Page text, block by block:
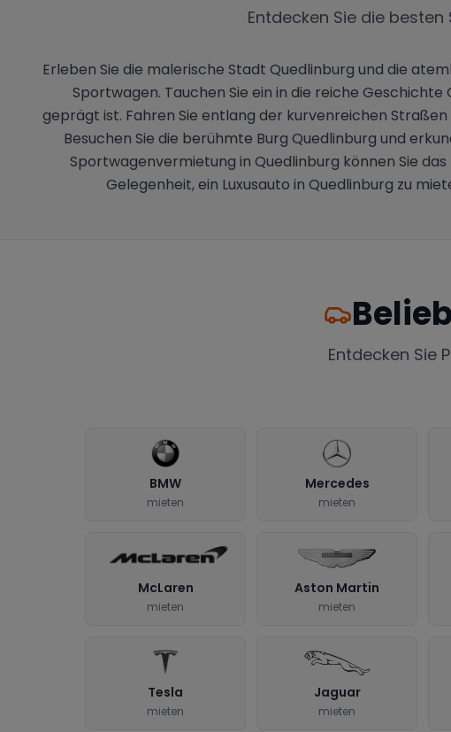
Entdecken Sie die
Erleben Sie die malerische Stadt Quedlinburg und die
Sportwagen. Tauchen Sie ein in die reiche
geprägt ist. Fahren Sie entlang der kurvenreichen
Besuchen Sie die berühmte Burg Quedlinburg und
Sportwagenvermietung in Quedlinburg können Sie
Gelegenheit, ein Luxusauto in Quedlinburg zu
Entdecken Sie
BMW
mieten
Mercedes
mieten
McLaren
mieten
Aston Martin
mieten
Tesla
mieten
Jaguar
mieten